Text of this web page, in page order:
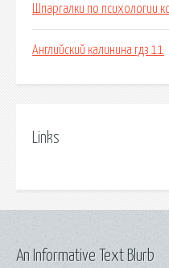
Шпаргалки по психологии
Английский калинина гдз 11
Links
An Informative Text Blurb